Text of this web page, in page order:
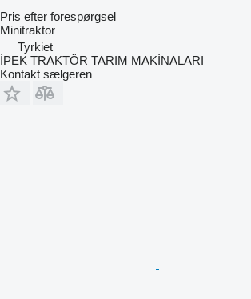
Pris efter forespørgsel
Minitraktor
Tyrkiet
İPEK TRAKTÖR TARIM MAKİNALARI
Kontakt sælgeren